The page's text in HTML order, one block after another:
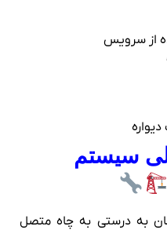
از سرویس
سیستم
به درستی به چاه متصل